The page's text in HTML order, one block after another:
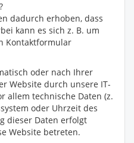
dadurch erhoben, dass
kann es sich z. B. um
Kontaktformular
oder nach Ihrer
Website durch unsere IT-
allem technische Daten (z.
oder Uhrzeit des
dieser Daten erfolgt
Website betreten.